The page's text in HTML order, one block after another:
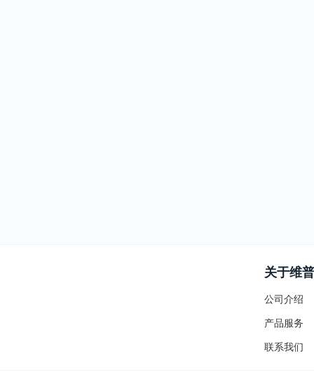
关于维普
公司介绍
产品服务
联系我们